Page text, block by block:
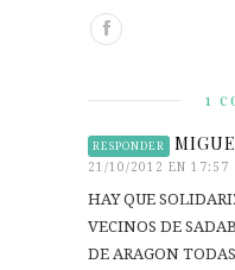
1
RESPONDER
21/10/2012 EN 17:57
HAY QUE
VECINOS DE
DE ARAGON